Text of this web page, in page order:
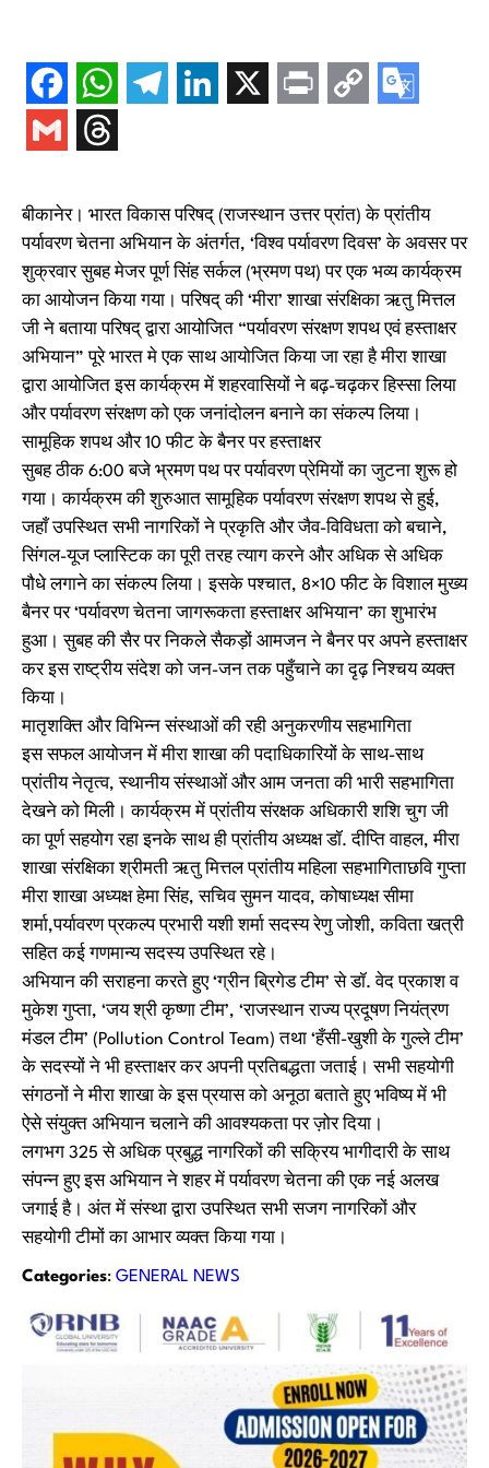
बीकानेर। भारत विकास परिषद् (राजस्थान उत्तर प्रांत) के प्रांतीय
पर्यावरण चेतना अभियान के अंतर्गत, ‘विश्व पर्यावरण दिवस’ के अवसर पर
शुक्रवार सुबह मेजर पूर्ण सिंह सर्कल (भ्रमण पथ) पर एक भव्य कार्यक्रम
का आयोजन किया गया। परिषद् की ‘मीरा’ शाखा संरक्षिका ऋतु मित्तल
जी ने बताया परिषद् द्वारा आयोजित “पर्यावरण संरक्षण शपथ एवं हस्ताक्षर
अभियान” पूरे भारत मे एक साथ आयोजित किया जा रहा है मीरा शाखा
द्वारा आयोजित इस कार्यक्रम में शहरवासियों ने बढ़-चढ़कर हिस्सा लिया
और पर्यावरण संरक्षण को एक जनांदोलन बनाने का संकल्प लिया।
सामूहिक शपथ और 10 फीट के बैनर पर हस्ताक्षर
सुबह ठीक 6:00 बजे भ्रमण पथ पर पर्यावरण प्रेमियों का जुटना शुरू हो
गया। कार्यक्रम की शुरुआत सामूहिक पर्यावरण संरक्षण शपथ से हुई,
जहाँ उपस्थित सभी नागरिकों ने प्रकृति और जैव-विविधता को बचाने,
सिंगल-यूज प्लास्टिक का पूरी तरह त्याग करने और अधिक से अधिक
पौधे लगाने का संकल्प लिया। इसके पश्चात, 8×10 फीट के विशाल मुख्य
बैनर पर ‘पर्यावरण चेतना जागरूकता हस्ताक्षर अभियान’ का शुभारंभ
हुआ। सुबह की सैर पर निकले सैकड़ों आमजन ने बैनर पर अपने हस्ताक्षर
कर इस राष्ट्रीय संदेश को जन-जन तक पहुँचाने का दृढ़ निश्चय व्यक्त
किया।
मातृशक्ति और विभिन्न संस्थाओं की रही अनुकरणीय सहभागिता
इस सफल आयोजन में मीरा शाखा की पदाधिकारियों के साथ-साथ
प्रांतीय नेतृत्व, स्थानीय संस्थाओं और आम जनता की भारी सहभागिता
देखने को मिली। कार्यक्रम में प्रांतीय संरक्षक अधिकारी शशि चुग जी
का पूर्ण सहयोग रहा इनके साथ ही प्रांतीय अध्यक्ष डॉ. दीप्ति वाहल, मीरा
शाखा संरक्षिका श्रीमती ऋतु मित्तल प्रांतीय महिला सहभागिताछवि गुप्ता
मीरा शाखा अध्यक्ष हेमा सिंह, सचिव सुमन यादव, कोषाध्यक्ष सीमा
शर्मा,पर्यावरण प्रकल्प प्रभारी यशी शर्मा सदस्य रेणु जोशी, कविता खत्री
सहित कई गणमान्य सदस्य उपस्थित रहे।
अभियान की सराहना करते हुए ‘ग्रीन ब्रिगेड टीम’ से डॉ. वेद प्रकाश व
मुकेश गुप्ता, ‘जय श्री कृष्णा टीम’, ‘राजस्थान राज्य प्रदूषण नियंत्रण
मंडल टीम’ (Pollution Control Team) तथा ‘हँसी-खुशी के गुल्ले टीम’
के सदस्यों ने भी हस्ताक्षर कर अपनी प्रतिबद्धता जताई। सभी सहयोगी
संगठनों ने मीरा शाखा के इस प्रयास को अनूठा बताते हुए भविष्य में भी
ऐसे संयुक्त अभियान चलाने की आवश्यकता पर ज़ोर दिया।
लगभग 325 से अधिक प्रबुद्ध नागरिकों की सक्रिय भागीदारी के साथ
संपन्न हुए इस अभियान ने शहर में पर्यावरण चेतना की एक नई अलख
जगाई है। अंत में संस्था द्वारा उपस्थित सभी सजग नागरिकों और
सहयोगी टीमों का आभार व्यक्त किया गया।
Categories: GENERAL NEWS